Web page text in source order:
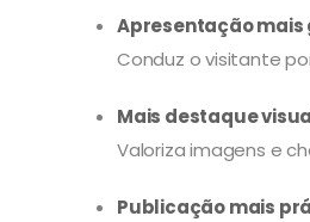
Apresentação mais
Conduz o visitante
Mais destaque
Valoriza imagens e
Publicação mais